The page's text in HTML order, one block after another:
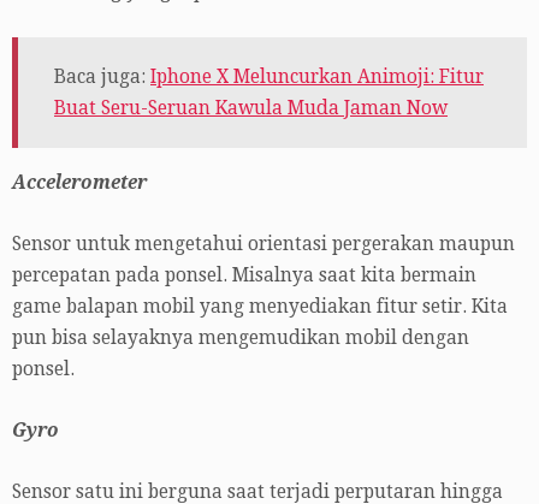
Baca juga: Iphone X Meluncurkan Animoji: Fitur
Buat Seru-Seruan Kawula Muda Jaman Now
Accelerometer
Sensor untuk mengetahui orientasi pergerakan maupun
percepatan pada ponsel. Misalnya saat kita bermain
game balapan mobil yang menyediakan fitur setir. Kita
pun bisa selayaknya mengemudikan mobil dengan
ponsel.
Gyro
Sensor satu ini berguna saat terjadi perputaran hingga